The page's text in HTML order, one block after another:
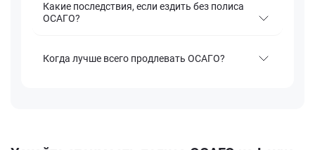
Какие последствия, если ездить без полиса
ОСАГО?
Когда лучше всего продлевать ОСАГО?